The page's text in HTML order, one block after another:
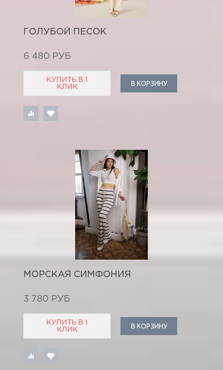
ГОЛУБОЙ ПЕСОК
6 480 РУБ
КУПИТЬ В 1
КЛИК
В КОРЗИНУ
МОРСКАЯ СИМФОНИЯ
3 780 РУБ
КУПИТЬ В 1
КЛИК
В КОРЗИНУ